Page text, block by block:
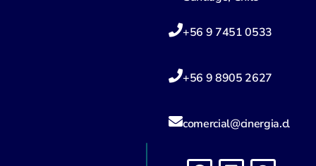
+56 9 7451 0533
+56 9 8905 2627
comercial@cinergia.cl